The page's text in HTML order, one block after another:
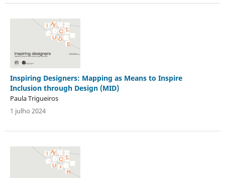
Inspiring Designers: Mapping as Means to Inspire
Inclusion through Design (MID)
Paula Trigueiros
1 julho 2024